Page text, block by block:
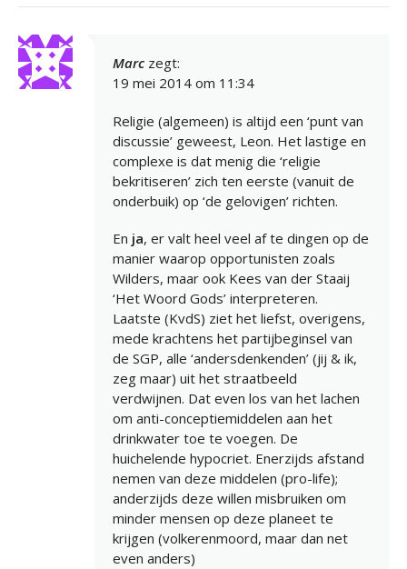
Marc zegt:
19 mei 2014 om 11:34
Religie (algemeen) is altijd een ‘punt van
discussie’ geweest, Leon. Het lastige en
complexe is dat menig die ‘religie
bekritiseren’ zich ten eerste (vanuit de
onderbuik) op ‘de gelovigen’ richten.
En ja, er valt heel veel af te dingen op de
manier waarop opportunisten zoals
Wilders, maar ook Kees van der Staaij
‘Het Woord Gods’ interpreteren.
Laatste (KvdS) ziet het liefst, overigens,
mede krachtens het partijbeginsel van
de SGP, alle ‘andersdenkenden’ (jij & ik,
zeg maar) uit het straatbeeld
verdwijnen. Dat even los van het lachen
om anti-conceptiemiddelen aan het
drinkwater toe te voegen. De
huichelende hypocriet. Enerzijds afstand
nemen van deze middelen (pro-life);
anderzijds deze willen misbruiken om
minder mensen op deze planeet te
krijgen (volkerenmoord, maar dan net
even anders)